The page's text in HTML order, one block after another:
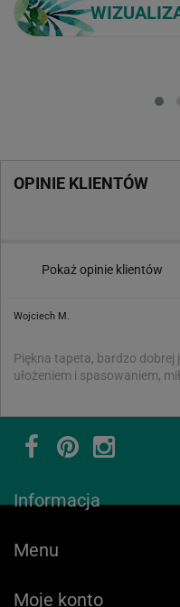
OPINIE KLIENTÓW
Pokaż opinie klientów
Wojciech M.
Piękna tapeta, bardzo dobrej
ułożeniem i spasowaniem,
Informacja
Menu
Moje konto